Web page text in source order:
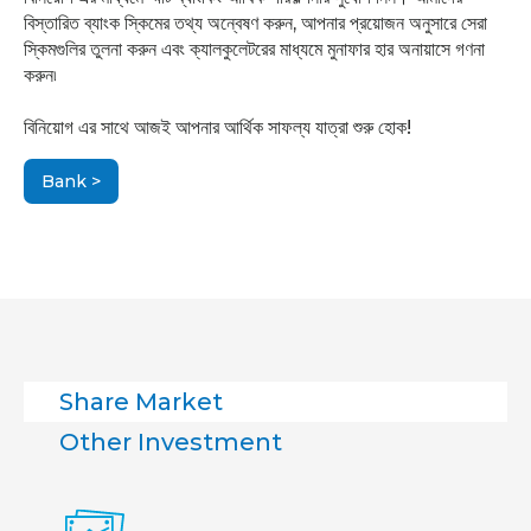
বিস্তারিত ব্যাংক স্কিমের তথ্য অন্বেষণ করুন, আপনার প্রয়োজন অনুসারে সেরা
স্কিমগুলির তুলনা করুন এবং ক্যালকুলেটরের মাধ্যমে মুনাফার হার অনায়াসে গণনা
করুন৷
বিনিয়োগ এর সাথে আজই আপনার আর্থিক সাফল্য যাত্রা শুরু হোক!
Bank >
Share Market
Other Investment